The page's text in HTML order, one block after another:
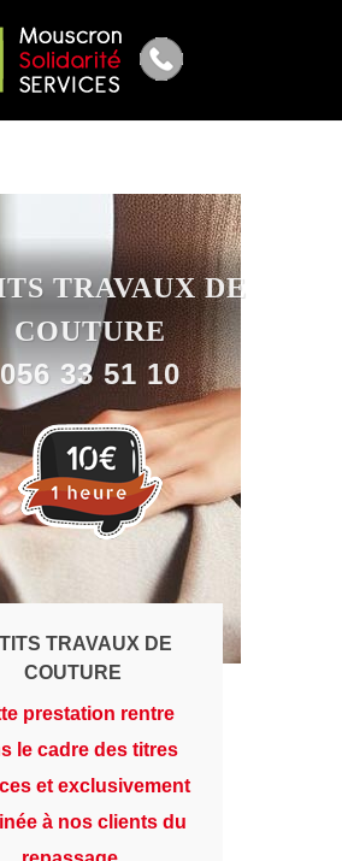
TRAVAUX DE
COUTURE
056 33 51 10
TRAVAUX DE
COUTURE
prestation rentre
le cadre des titres
et exclusivement
à nos clients du